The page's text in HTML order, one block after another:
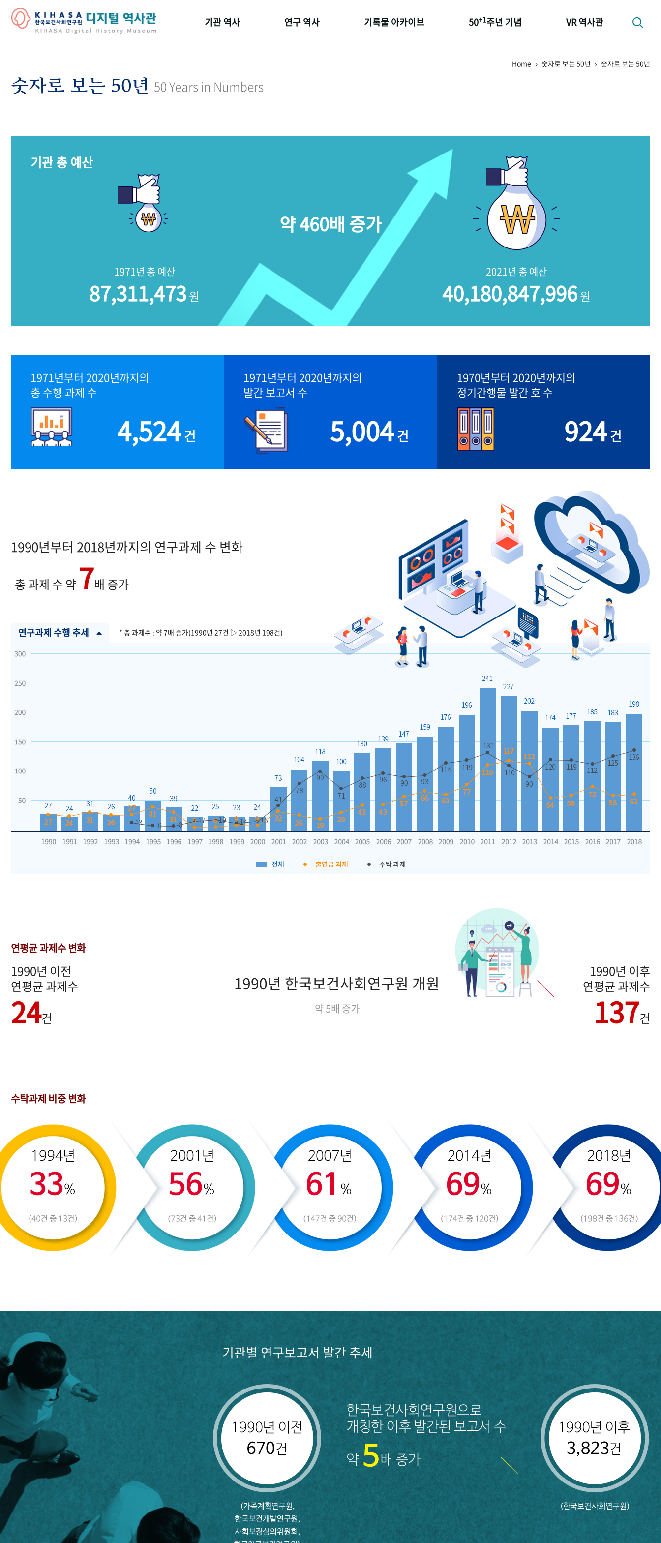
기관 역사 연구 역사 기록물 아카이브 50+1주년 기념 VR 역사관
Home 숫자로 보는 50년 숫자로 보는 50년
숫자로 보는 50년 50 Years in Numbers
기관 총 예산
1971년 총 예산
87,311,473원
2021년 총 예산
40,180,847,996원
약 460배 증가
1971년부터 2020년까지의
총 수행 과제 수
4,524건
1971년부터 2020년까지의
발간 보고서 수
5,004건
1970년부터 2020년까지의
정기간행물 발간 호 수
924건
1990년부터 2018년까지의 연구과제 수 변화
총 과제 수 약7배 증가
연구과제 수행 추세 * 총 과제수 : 약 7배 증가(1990년 27건 ▷ 2018년 198건)
연평균 과제수 변화
1990년 이전
연평균 과제수
24건
1990년 한국보건사회연구원 개원
약 5배 증가
1990년 이후
연평균 과제수
137건
수탁과제 비중 변화
기관별 연구보고서 발간 추세